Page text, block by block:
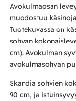
Avokulmaosan
muodostuu
Tuotekuvassa on
sohvan
cm). Avokulman
avokulmasohvan
Skandia sohvien
90 cm, ja